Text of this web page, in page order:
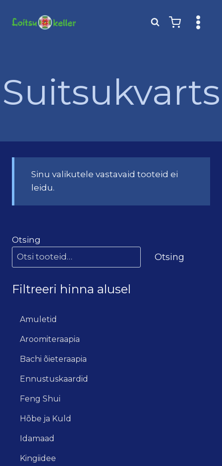
Suitsukvarts
Sinu valikutele vastavaid tooteid ei
leidu.
Otsing
Otsing
Filtreeri hinna alusel
Amuletid
Aroomiteraapia
Bachi õieteraapia
Ennustuskaardid
Feng Shui
Hõbe ja Kuld
Idamaad
Kingiidee